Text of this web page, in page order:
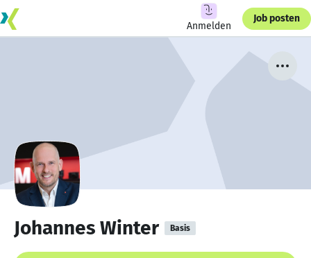
Anmelden
Job posten
Johannes Winter Basis